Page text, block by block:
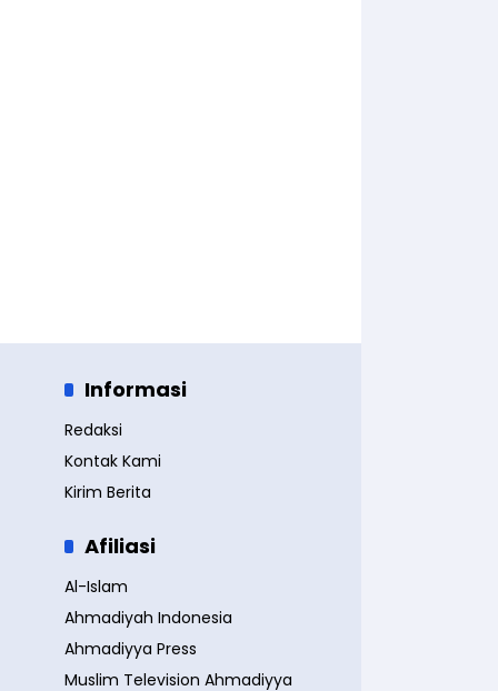
Informasi
Redaksi
Kontak Kami
Kirim Berita
Afiliasi
Al-Islam
Ahmadiyah Indonesia
Ahmadiyya Press
Muslim Television Ahmadiyya